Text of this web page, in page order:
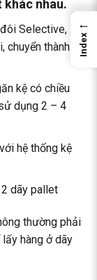
khác nhau.
Selective,
chuyển thành
kệ có chiều
dụng 2 – 4
hệ thống kệ
2 dãy pallet
thường phải
hàng ở dãy
←
Index